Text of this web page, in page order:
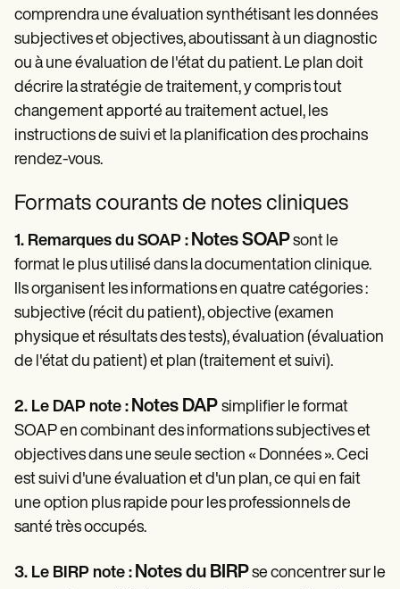
comprendra une évaluation synthétisant les données
subjectives et objectives, aboutissant à un diagnostic
ou à une évaluation de l'état du patient. Le plan doit
décrire la stratégie de traitement, y compris tout
changement apporté au traitement actuel, les
instructions de suivi et la planification des prochains
rendez-vous.
Formats courants de notes cliniques
1. Remarques du SOAP : Notes SOAPsont le
format le plus utilisé dans la documentation clinique.
Ils organisent les informations en quatre catégories :
subjective (récit du patient), objective (examen
physique et résultats des tests), évaluation (évaluation
de l'état du patient) et plan (traitement et suivi).
2. Le DAP note : Notes DAP simplifier le format
SOAP en combinant des informations subjectives et
objectives dans une seule section « Données ». Ceci
est suivi d'une évaluation et d'un plan, ce qui en fait
une option plus rapide pour les professionnels de
santé très occupés.
3. Le BIRP note : Notes du BIRPse concentrer sur le